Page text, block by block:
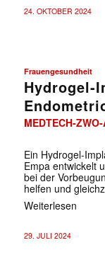
24. OKTOBER 2024
Frauengesundheit
Hydrogel-
MEDTECH-
Ein Hydrogel-
Empa entwickelt
bei der
helfen und
Weiterlesen
29. JULI 2024